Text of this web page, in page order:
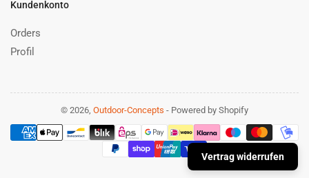
Kundenkonto
Orders
Profil
© 2026, Outdoor-Concepts - Powered by Shopify
Zahlungsmethoden
Vertrag widerrufen